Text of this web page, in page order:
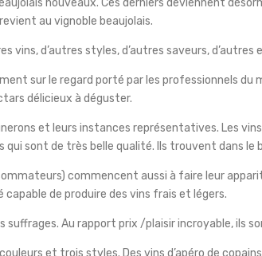
nouveaux. Ces derniers deviennent
au vignoble beaujolais.
vins, d’autres styles, d’autres saveurs,
sur le regard porté par les professionnels
délicieux à déguster.
et leurs instances représentatives. Les
qui sont de très belle qualité. Ils trouvent dans
commencent aussi à faire leur
de produire des vins frais et légers.
suffrages. Au rapport prix /plaisir incroyable,
et trois styles. Des vins d’apéro de